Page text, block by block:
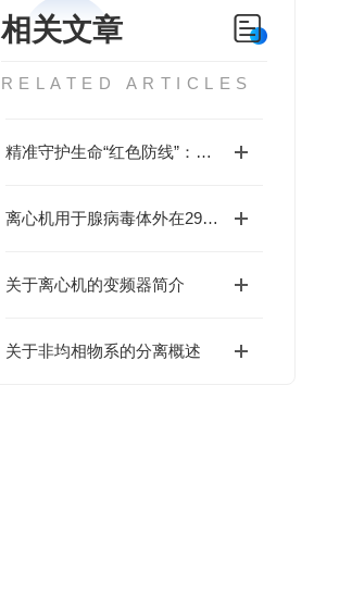
相关文章
RELATED ARTICLES
精准守护生命“红色防线”：血库专用离心机标准化操作规程全解析
离心机用于腺病毒体外在293细胞中大量扩增
关于离心机的变频器简介
关于非均相物系的分离概述